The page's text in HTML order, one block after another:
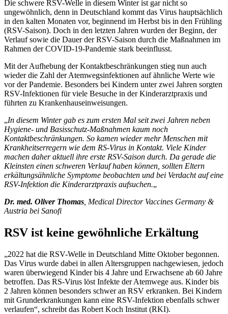
Die schwere RSV-Welle in diesem Winter ist gar nicht so
ungewöhnlich, denn in Deutschland kommt das Virus hauptsächlich
in den kalten Monaten vor, beginnend im Herbst bis in den Frühling
(RSV-Saison). Doch in den letzten Jahren wurden der Beginn, der
Verlauf sowie die Dauer der RSV-Saison durch die Maßnahmen im
Rahmen der COVID-19-Pandemie stark beeinflusst.
Mit der Aufhebung der Kontaktbeschränkungen stieg nun auch
wieder die Zahl der Atemwegsinfektionen auf ähnliche Werte wie
vor der Pandemie. Besonders bei Kindern unter zwei Jahren sorgten
RSV-Infektionen für viele Besuche in der Kinderarztpraxis und
führten zu Krankenhauseinweisungen.
„In diesem Winter gab es zum ersten Mal seit zwei Jahren neben
Hygiene- und Basisschutz-Maßnahmen kaum noch
Kontaktbeschränkungen. So kamen wieder mehr Menschen mit
Krankheitserregern wie dem RS-Virus in Kontakt. Viele Kinder
machen daher aktuell ihre erste RSV-Saison durch. Da gerade die
Kleinsten einen schweren Verlauf haben können, sollten Eltern
erkältungsähnliche Symptome beobachten und bei Verdacht auf eine
RSV-Infektion die Kinderarztpraxis aufsuchen.„
Dr. med. Oliver Thomas , Medical Director Vaccines Germany &
Austria bei Sanofi
RSV ist keine gewöhnliche Erkältung
„2022 hat die RSV-Welle in Deutschland Mitte Oktober begonnen.
Das Virus wurde dabei in allen Altersgruppen nachgewiesen, jedoch
waren überwiegend Kinder bis 4 Jahre und Erwachsene ab 60 Jahre
betroffen. Das RS-Virus löst Infekte der Atemwege aus. Kinder bis
2 Jahren können besonders schwer an RSV erkranken. Bei Kindern
mit Grunderkrankungen kann eine RSV-Infektion ebenfalls schwer
verlaufen“, schreibt das Robert Koch Institut (RKI).